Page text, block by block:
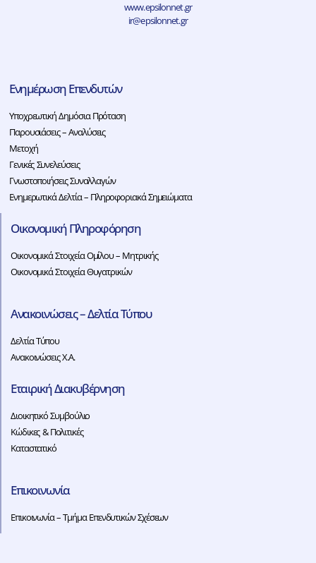
www.epsilonnet.gr
ir@epsilonnet.gr
Ενημέρωση Επενδυτών
Υποχρεωτική Δημόσια Πρόταση
Παρουσιάσεις – Αναλύσεις
Μετοχή
Γενικές Συνελεύσεις
Γνωστοποιήσεις Συναλλαγών
Ενημερωτικά Δελτία – Πληροφοριακά Σημειώματα
Οικονομική Πληροφόρηση
Οικονομικά Στοιχεία Ομίλου – Μητρικής
Οικονομικά Στοιχεία Θυγατρικών
Ανακοινώσεις – Δελτία Τύπου
Δελτία Τύπου
Ανακοινώσεις Χ.Α.
Εταιρική Διακυβέρνηση
Διοικητικό Συμβούλιο
Κώδικες & Πολιτικές
Καταστατικό
Επικοινωνία
Επικοινωνία – Τμήμα Επενδυτικών Σχέσεων